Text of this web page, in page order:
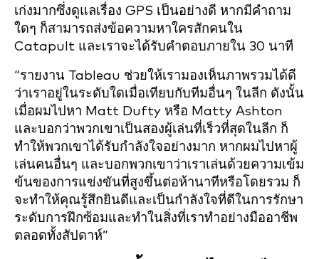
เก่งมากซึ่งดูแลเรื่อง GPS เป็นอย่างดี หากมีคำถาม
ใดๆ ก็สามารถส่งข้อความหาใครสักคนใน
Catapult และเราจะได้รับคำตอบภายใน 30 นาที
“รายงาน Tableau ช่วยให้เรามองเห็นภาพรวมได้ดี
ว่าเราอยู่ในระดับใดเมื่อเทียบกับทีมอื่นๆ ในลีก ดังนั้น
เมื่อผมไปหา Matt Dufty หรือ Matty Ashton
และบอกว่าพวกเขาเป็นสองผู้เล่นที่เร็วที่สุดในลีก ก็
ทำให้พวกเขาได้รับกำลังใจอย่างมาก หากผมไปหาผู้
เล่นคนอื่นๆ และบอกพวกเขาว่าเราเล่นด้วยความเข้ม
ข้นของการแข่งขันที่สูงขึ้นต่อห้านาทีหรือโดยรวม ก็
จะทำให้คุณรู้สึกยินดีและเป็นกำลังใจที่ดีในการรักษา
ระดับการฝึกซ้อมและทำในสิ่งที่เราทำอย่างมืออาชีพ
ตลอดทั้งสัปดาห์”